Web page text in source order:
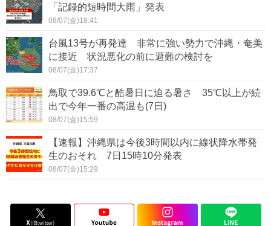
「記録的短時間大雨」発表
08/07(金)18:41
台風13号が再発達 非常に強い勢力で沖縄・奄美
に接近 状況悪化の前に避難の検討を
08/07(金)17:37
鳥取で39.6℃と酷暑日に迫る暑さ 35℃以上が続
出で今年一番の高温も(7日)
08/07(金)15:59
【速報】沖縄県は今後3時間以内に線状降水帯発
生のおそれ 7日15時10分発表
08/07(金)15:29